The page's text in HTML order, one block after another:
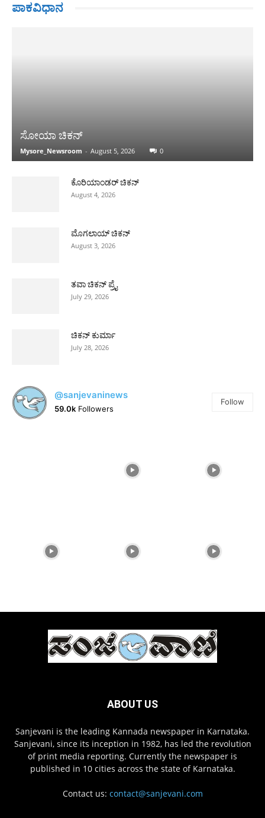
ಪಾಕವಿಧಾನ
ಸೋಯಾ ಚಿಕನ್
Mysore_Newsroom - August 5, 2026 0
ಕೊರಿಯಾಂಡರ್ ಚಿಕನ್
August 4, 2026
ಮೊಗಲಾಯ್ ಚಿಕನ್
August 3, 2026
ತವಾ ಚಿಕನ್ ಪ್ರೈ
July 29, 2026
ಚಿಕನ್ ಕುರ್ಮಾ
July 28, 2026
@sanjevaninews
59.0k Followers
Follow
ABOUT US
Sanjevani is the leading Kannada newspaper in Karnataka.
Sanjevani, since its inception in 1982, has led the revolution
of print media reporting. Currently the newspaper is
published in 10 cities across the state of Karnataka.
Contact us: contact@sanjevani.com